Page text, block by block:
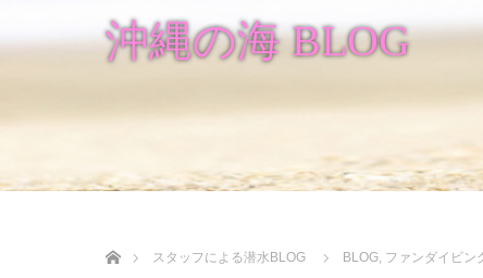
沖縄の海 BLOG
スタッフによる潜水BLOG
BLOG, ファンダイビン